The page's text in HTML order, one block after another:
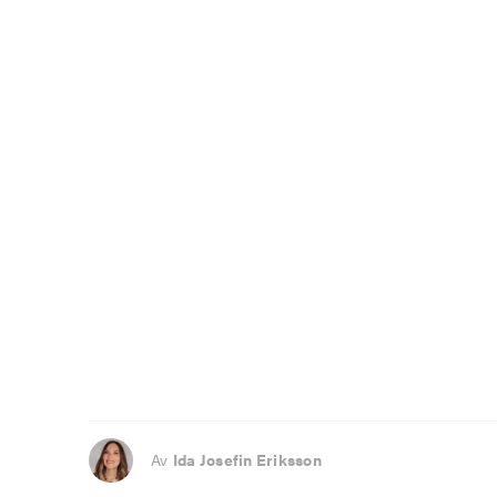
Av Ida Josefin Eriksson